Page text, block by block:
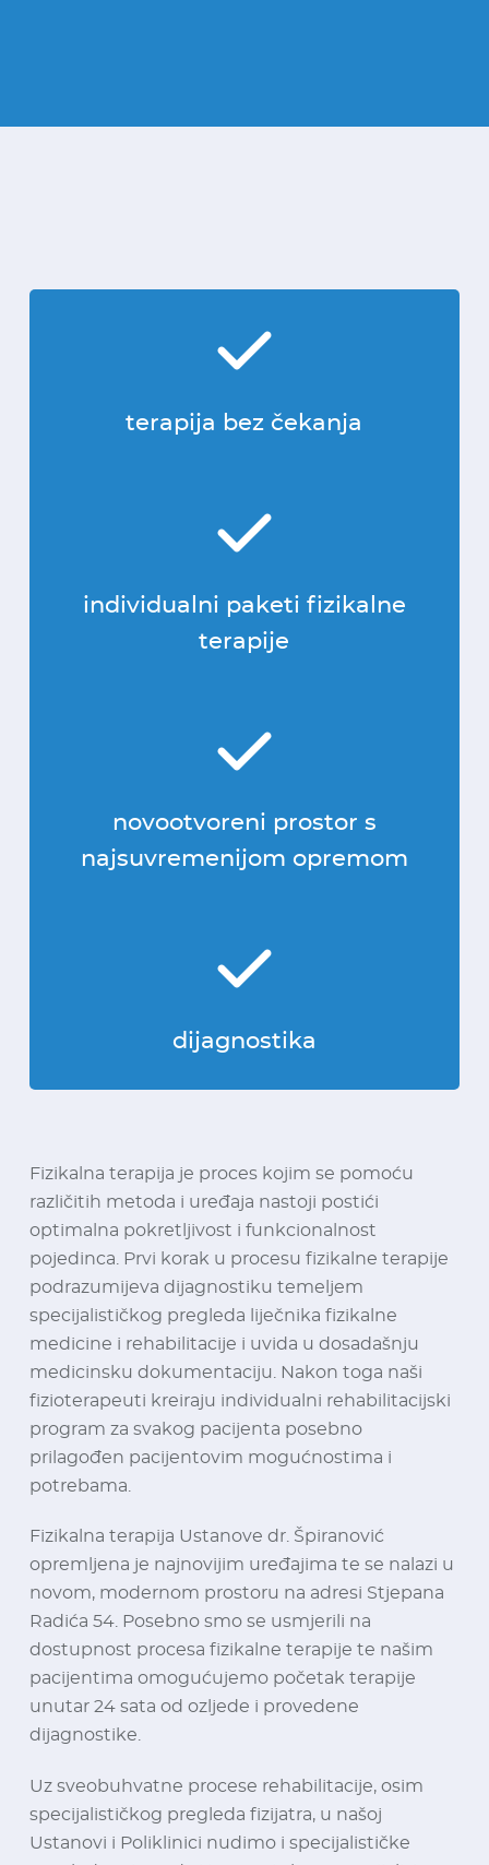
terapija bez čekanja
individualni paketi fizikalne
terapije
novootvoreni prostor s
najsuvremenijom opremom
dijagnostika
Fizikalna terapija je proces kojim se pomoću
različitih metoda i uređaja nastoji postići
optimalna pokretljivost i funkcionalnost
pojedinca. Prvi korak u procesu fizikalne terapije
podrazumijeva dijagnostiku temeljem
specijalističkog pregleda liječnika fizikalne
medicine i rehabilitacije i uvida u dosadašnju
medicinsku dokumentaciju. Nakon toga naši
fizioterapeuti kreiraju individualni rehabilitacijski
program za svakog pacijenta posebno
prilagođen pacijentovim mogućnostima i
potrebama.
Fizikalna terapija Ustanove dr. Špiranović
opremljena je najnovijim uređajima te se nalazi u
novom, modernom prostoru na adresi Stjepana
Radića 54. Posebno smo se usmjerili na
dostupnost procesa fizikalne terapije te našim
pacijentima omogućujemo početak terapije
unutar 24 sata od ozljede i provedene
dijagnostike.
Uz sveobuhvatne procese rehabilitacije, osim
specijalističkog pregleda fizijatra, u našoj
Ustanovi i Poliklinici nudimo i specijalističke